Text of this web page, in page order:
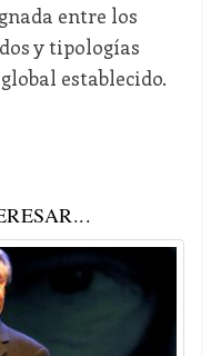
entre los
y tipologías
establecido.